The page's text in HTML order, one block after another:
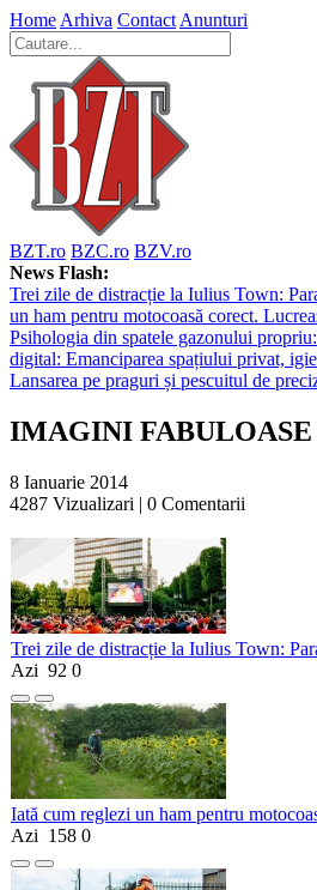
Home Arhiva Contact Anunturi
BZT.ro BZC.ro BZV.ro
News Flash:
Trei zile de distracție la Iulius Town:
un ham pentru motocoasă corect.
Psihologia din spatele gazonului
digital: Emanciparea spațiului privat,
Lansarea pe praguri și pescuitul de
IMAGINI FABULOASE
8 Ianuarie 2014
4287 Vizualizari | 0 Comentarii
Trei zile de distracție la Iulius Town:
Azi 92 0
Iată cum reglezi un ham pentru
Azi 158 0